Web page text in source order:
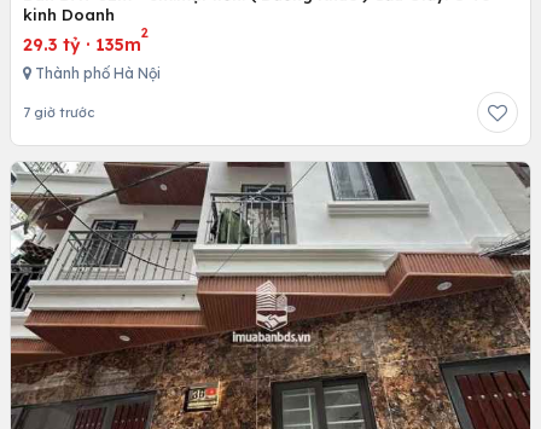
kinh Doanh
29.3 tỷ · 135m
2
Thành phố Hà Nội
7 giờ trước